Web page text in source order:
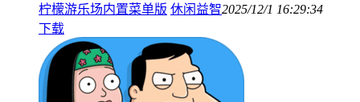
柠檬游乐场内置菜单版 休闲益智2025/12/1 16:29:34
下载